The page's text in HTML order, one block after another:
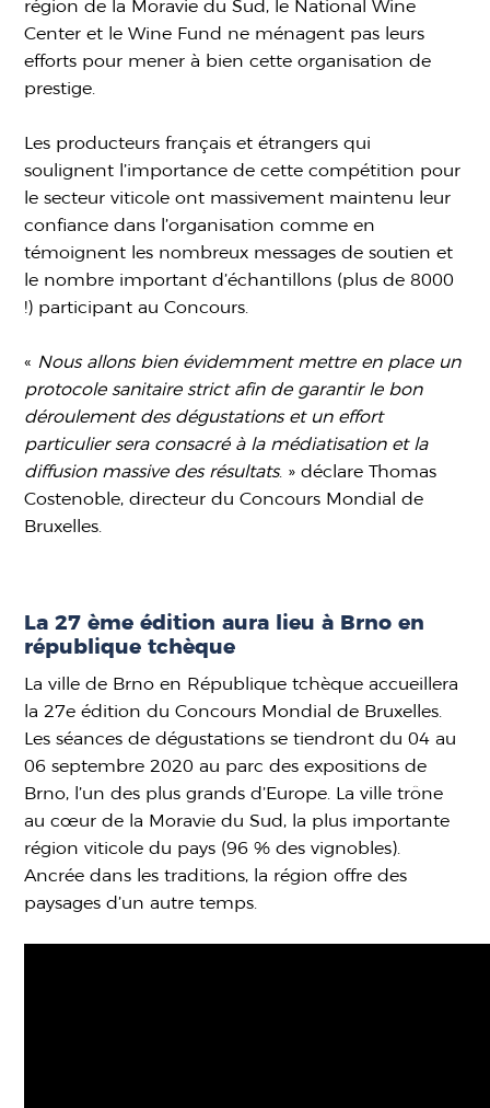
région de la Moravie du Sud, le National Wine
Center et le Wine Fund ne ménagent pas leurs
efforts pour mener à bien cette organisation de
prestige.
Les producteurs français et étrangers qui
soulignent l’importance de cette compétition pour
le secteur viticole ont massivement maintenu leur
confiance dans l’organisation comme en
témoignent les nombreux messages de soutien et
le nombre important d’échantillons (plus de 8000
!) participant au Concours.
« Nous allons bien évidemment mettre en place un
protocole sanitaire strict afin de garantir le bon
déroulement des dégustations et un effort
particulier sera consacré à la médiatisation et la
diffusion massive des résultats. » déclare Thomas
Costenoble, directeur du Concours Mondial de
Bruxelles.
La 27 ème édition aura lieu à Brno en
république tchèque
La ville de Brno en République tchèque accueillera
la 27e édition du Concours Mondial de Bruxelles.
Les séances de dégustations se tiendront du 04 au
06 septembre 2020 au parc des expositions de
Brno, l’un des plus grands d’Europe. La ville trône
au cœur de la Moravie du Sud, la plus importante
région viticole du pays (96 % des vignobles).
Ancrée dans les traditions, la région offre des
paysages d’un autre temps.